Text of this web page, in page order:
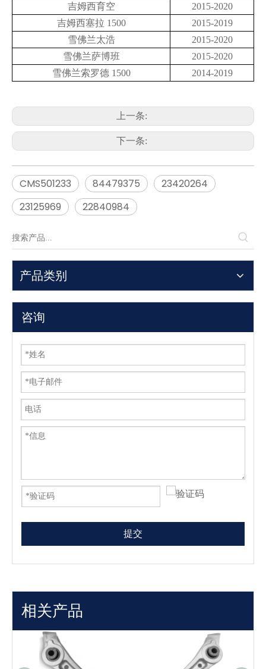
吉姆西育空
2015-2020
吉姆西塞拉 1500
2015-2019
雪佛兰太浩
2015-2020
雪佛兰萨博班
2015-2020
雪佛兰索罗德 1500
2014-2019
上一条:
下一条:
CMS501233 84479375
23420264
23125969
22840984
产品类别
咨询
提交
相关产品